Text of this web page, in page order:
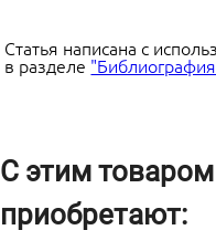
Статья написана с
в разделе
С этим
приобретают: